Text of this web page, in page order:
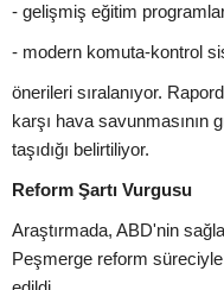
- gelişmiş eğitim
- modern komuta-kontrol
önerileri sıralanıyor.
karşı hava savunmasının
taşıdığı belirtiliyor.
Reform Şartı Vurgusu
Araştırmada, ABD'nin
Peşmerge reform süreciyle